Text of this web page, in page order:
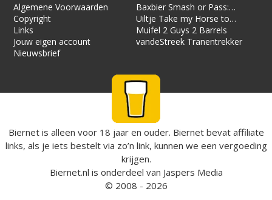
Algemene Voorwaarden
Copyright
Links
Jouw eigen account
Nieuwsbrief
Baxbier Smash or Pass:
Strata
Uiltje Take my Horse to
the Hotel Room
Muifel 2 Guys 2 Barrels
vandeStreek Tranentrekker
Biernet is alleen voor 18 jaar en ouder. Biernet bevat affiliate
links, als je iets bestelt via zo’n link, kunnen we een vergoeding
krijgen.
Biernet.nl is onderdeel van Jaspers Media
© 2008 - 2026